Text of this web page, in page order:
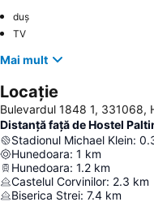
duș
TV
Mai mult
Locație
Bulevardul 1848 1, 331068,
Distanță față de Hostel
Stadionul Michael Klein:
Hunedoara: 1 km
Hunedoara: 1.2 km
Castelul Corvinilor: 2.3 km
Biserica Strei: 7.4 km